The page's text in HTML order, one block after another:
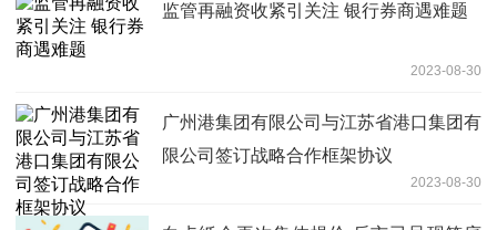
监管再融资收紧引关注 银行券商遇难题
2023-08-30
广州港集团有限公司与江苏省港口集团有
限公司签订战略合作框架协议
2023-08-30